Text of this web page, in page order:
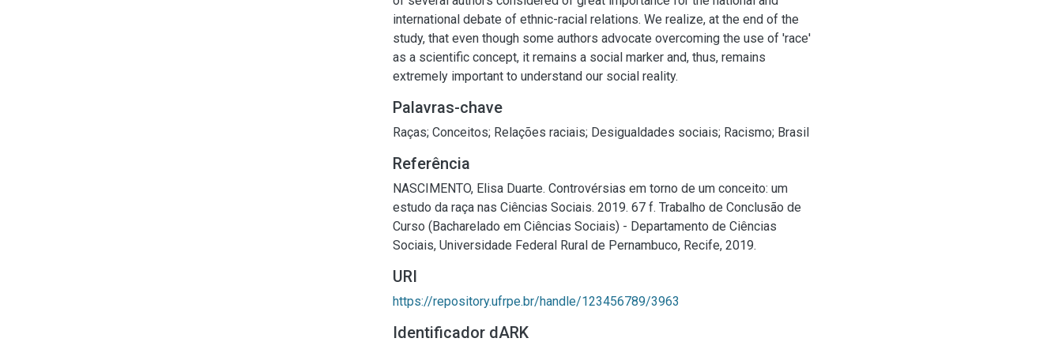
international debate of ethnic-racial relations. We realize, at the end of the
study, that even though some authors advocate overcoming the use of 'race'
as a scientific concept, it remains a social marker and, thus, remains
extremely important to understand our social reality.
Palavras-chave
Raças; Conceitos; Relações raciais; Desigualdades sociais; Racismo; Brasil
Referência
NASCIMENTO, Elisa Duarte. Controvérsias em torno de um conceito: um
estudo da raça nas Ciências Sociais. 2019. 67 f. Trabalho de Conclusão de
Curso (Bacharelado em Ciências Sociais) - Departamento de Ciências
Sociais, Universidade Federal Rural de Pernambuco, Recife, 2019.
URI
https://repository.ufrpe.br/handle/123456789/3963
Identificador dARK